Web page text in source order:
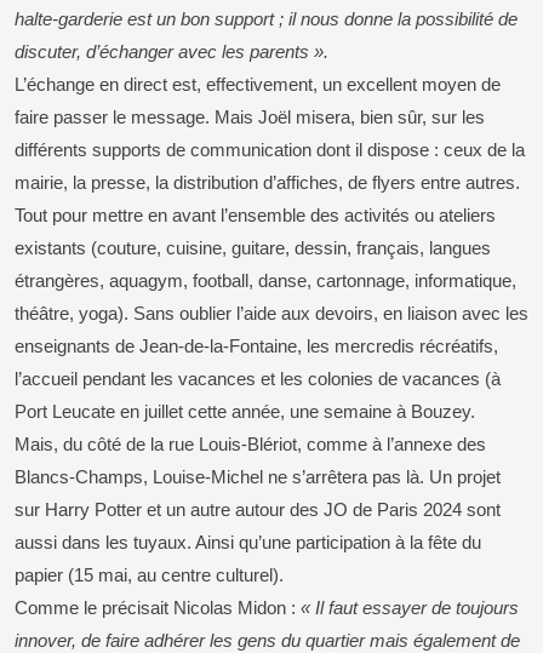
halte-garderie est un bon support ; il nous donne la possibilité de
discuter, d’échanger avec les parents ».
L’échange en direct est, effectivement, un excellent moyen de
faire passer le message. Mais Joël misera, bien sûr, sur les
différents supports de communication dont il dispose : ceux de la
mairie, la presse, la distribution d’affiches, de flyers entre autres.
Tout pour mettre en avant l’ensemble des activités ou ateliers
existants (couture, cuisine, guitare, dessin, français, langues
étrangères, aquagym, football, danse, cartonnage, informatique,
théâtre, yoga). Sans oublier l’aide aux devoirs, en liaison avec les
enseignants de Jean-de-la-Fontaine, les mercredis récréatifs,
l’accueil pendant les vacances et les colonies de vacances (à
Port Leucate en juillet cette année, une semaine à Bouzey.
Mais, du côté de la rue Louis-Blériot, comme à l’annexe des
Blancs-Champs, Louise-Michel ne s’arrêtera pas là. Un projet
sur Harry Potter et un autre autour des JO de Paris 2024 sont
aussi dans les tuyaux. Ainsi qu’une participation à la fête du
papier (15 mai, au centre culturel).
Comme le précisait Nicolas Midon : « Il faut essayer de toujours
innover, de faire adhérer les gens du quartier mais également de